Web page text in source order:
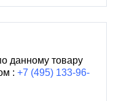
данному товару
: +7 (495) 133-96-